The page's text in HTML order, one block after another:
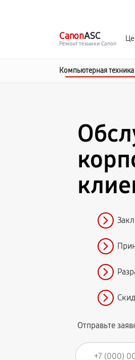
CanonASC
Ремонт техники Canon
Компьютерная техника
Отправьте